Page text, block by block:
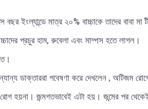
ইংল্যান্ডে মাত্র ২০% বাচ্চাকে তাদের বাবা মা
প্রচুর হাম, রুবেলা এবং মাম্পস হতে লাগল।
ডাক্তাররা গবেষণা করে দেখলেন , অটিজম
হয়না। জন্মগতভাবেই এটা হয়। জন্মের পর